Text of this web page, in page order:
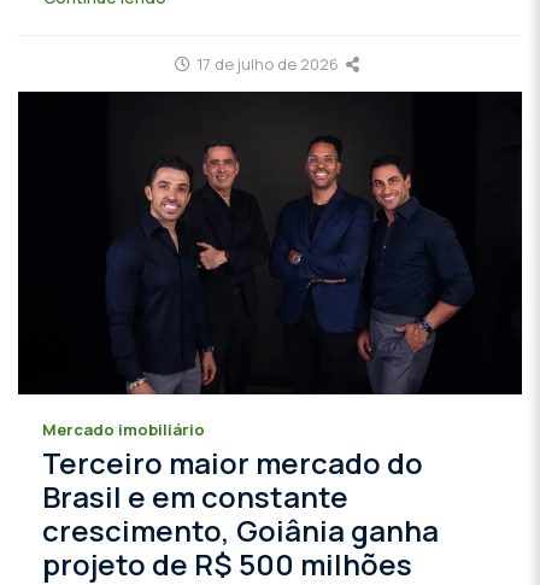
17 de julho de 2026
Mercado imobiliário
Terceiro maior mercado do
Brasil e em constante
crescimento, Goiânia ganha
projeto de R$ 500 milhões